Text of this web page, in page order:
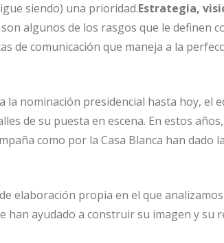
siendo) una prioridad.Estrategia,
algunos de los rasgos que le definen
de comunicación que maneja a la
la nominación presidencial hasta hoy, el
de su puesta en escena. En estos
como por la Casa Blanca han dado
elaboración propia en el que
han ayudado a construir su imagen y su